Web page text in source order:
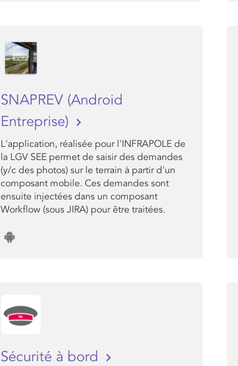
SNAPREV (Android
Entreprise)
L'application, réalisée pour l'INFRAPOLE de
la LGV SEE permet de saisir des demandes
(y/c des photos) sur le terrain à partir d'un
composant mobile. Ces demandes sont
ensuite injectées dans un composant
Workflow (sous JIRA) pour être traitées.
Sécurité à bord